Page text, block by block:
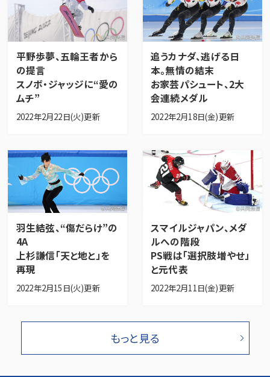
平野歩夢、五輪王者から
の提言
スノボ・ジャッジに“愛の
ムチ”
2022年2月22日(火)更新
追うカナダ、逃げる日
本。無情の結末
お家芸パシュート、2大
会連続メダル
2022年2月18日(金)更新
羽生結弦、“傷だらけ”の
4A
上杉謙信「天と地と」を
再現
2022年2月15日(火)更新
スマイルジャパン、メダ
ルへの階段
PS戦は「選択肢増やせ」
と元代表
2022年2月11日(金)更新
もっと見る